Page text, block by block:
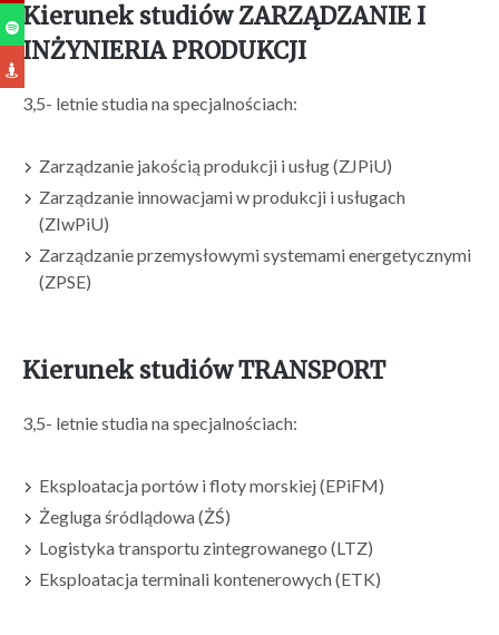
Kierunek studiów ZARZĄDZANIE I
INŻYNIERIA PRODUKCJI
3,5- letnie studia na specjalnościach:
Zarządzanie jakością produkcji i usług (ZJPiU)
Zarządzanie innowacjami w produkcji i usługach
(ZIwPiU)
Zarządzanie przemysłowymi systemami energetycznymi
(ZPSE)
Kierunek studiów TRANSPORT
3,5- letnie studia na specjalnościach:
Eksploatacja portów i floty morskiej (EPiFM)
Żegluga śródlądowa (ŻŚ)
Logistyka transportu zintegrowanego (LTZ)
Eksploatacja terminali kontenerowych (ETK)